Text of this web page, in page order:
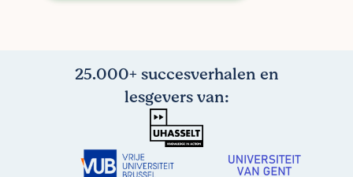
25.000+ succesverhalen en
lesgevers van: